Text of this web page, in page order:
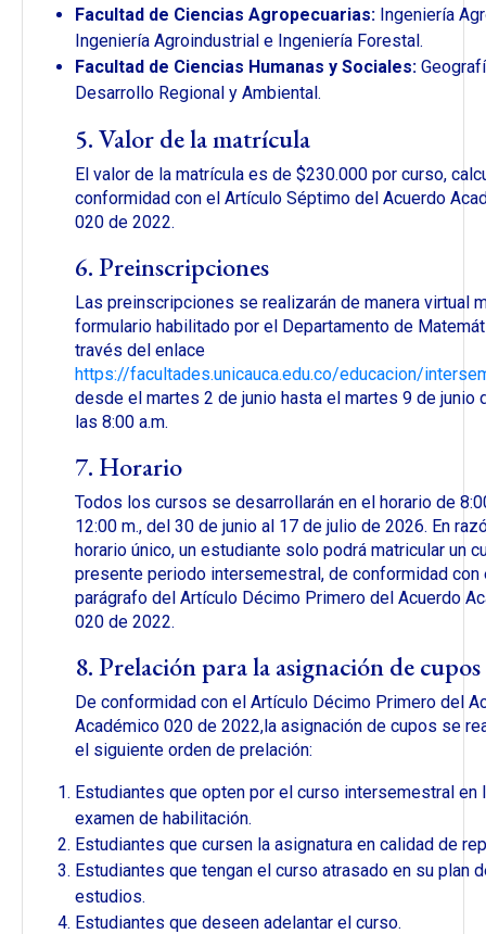
Facultad de Ciencias Agropecuarias: Ingeniería
Ingeniería Agroindustrial e Ingeniería Forestal.
Facultad de Ciencias Humanas y Sociales:
Desarrollo Regional y Ambiental.
5. Valor de la matrícula
El valor de la matrícula es de $230.000 por curso,
conformidad con el Artículo Séptimo del Acuerdo
020 de 2022.
6. Preinscripciones
Las preinscripciones se realizarán de manera virtual
formulario habilitado por el Departamento de
través del enlace
https://facultades.unicauca.edu.co/educacion/
desde el martes 2 de junio hasta el martes 9 de junio
las 8:00 a.m.
7. Horario
Todos los cursos se desarrollarán en el horario de
12:00 m., del 30 de junio al 17 de julio de 2026. En
horario único, un estudiante solo podrá matricular un
presente periodo intersemestral, de conformidad con
parágrafo del Artículo Décimo Primero del Acuerdo
020 de 2022.
8. Prelación para la asignación de cupos
De conformidad con el Artículo Décimo Primero del
Académico 020 de 2022,la asignación de cupos se
el siguiente orden de prelación:
Estudiantes que opten por el curso intersemestral en
examen de habilitación.
Estudiantes que cursen la asignatura en calidad de
Estudiantes que tengan el curso atrasado en su plan
estudios.
Estudiantes que deseen adelantar el curso.